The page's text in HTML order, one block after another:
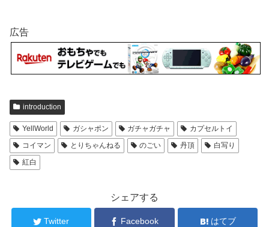
広告
introduction
YellWorld ガシャポン ガチャガチャ
カプセルトイ
コイマン
とりちゃんねる のごい 丹頂
白写り
紅白
シェアする
Twitter Facebook はてブ